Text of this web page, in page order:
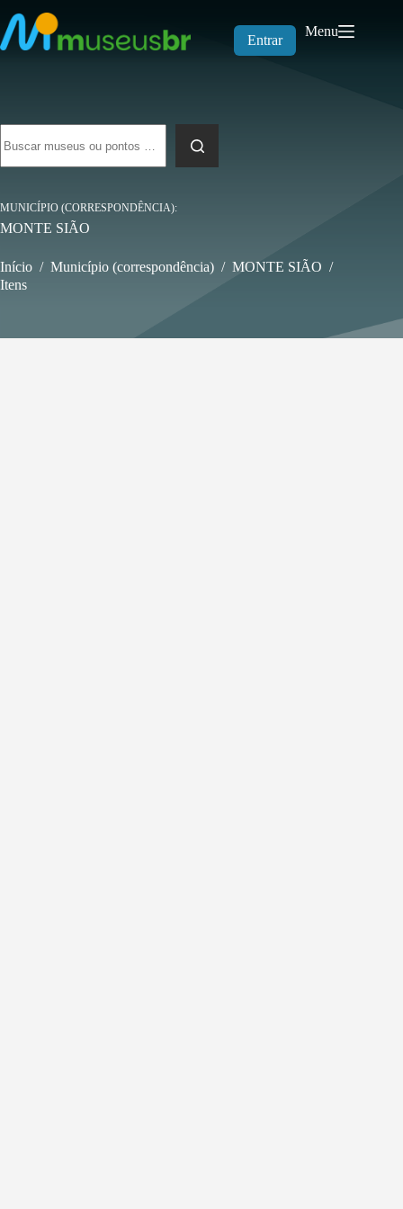
para
o
conteúdo
Entrar
Menu
resultados
MUNICÍPIO (CORRESPONDÊNCIA)
MONTE SIÃO
Início / Município (correspondência) / MONTE SIÃO /
Itens